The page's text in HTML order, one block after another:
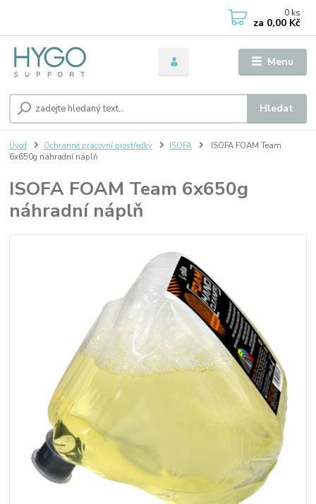
Menu
Hledat
0 ks
za 0,00 Kč
Úvod Ochranné pracovní prostředky ISOFA
ISOFA FOAM Team
6x650g náhradní náplň
ISOFA FOAM Team 6x650g
náhradní náplň